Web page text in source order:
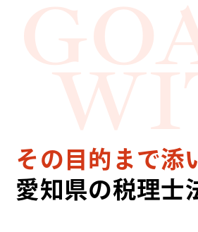
その目的まで添
愛知県の税理士